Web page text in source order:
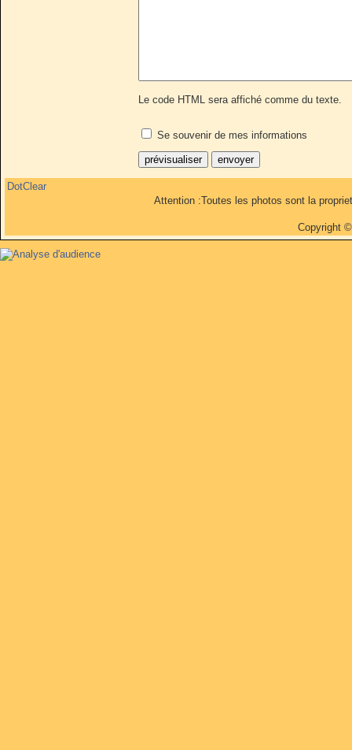
Le code HTML sera affiché comme du texte.
Se souvenir de mes informations
DotClear
Attention :Toutes les photos sont la
Copyright